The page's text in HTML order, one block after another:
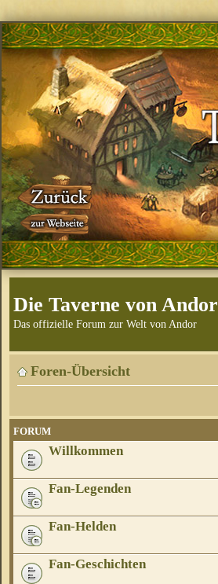
Die Taverne von Andor
Das offizielle Forum zur Welt von Andor
Foren-Übersicht
FORUM
Willkommen
Fan-Legenden
Fan-Helden
Fan-Geschichten